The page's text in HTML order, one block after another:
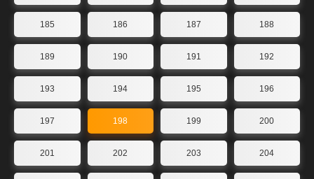
185 186 187 188
189 190 191 192
193 194 195 196
197 198 199 200
201 202 203 204